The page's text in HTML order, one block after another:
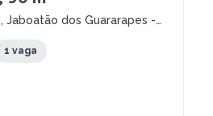
Jaboatão dos Guararapes -
1 vaga